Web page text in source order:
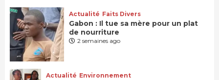
Actualité Faits Divers
Gabon : Il tue sa mère pour un plat
de nourriture
2 semaines ago
Actualité Environnement